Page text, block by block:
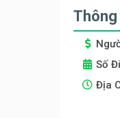
Thông
Số
Địa